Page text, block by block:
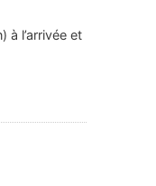
à l’arrivée et